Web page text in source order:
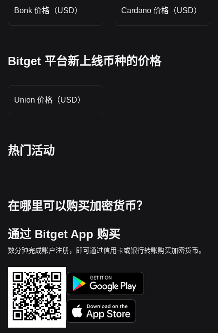
Bonk 价格（USD） Cardano 价格（USD）
Bitget 平台新上线币种的价格
Union 价格（USD）
热门活动
在哪里可以购买加密货币？
通过 Bitget App 购买
数分钟完成账户注册，即可通过信用卡或银行转账购买加密货币。